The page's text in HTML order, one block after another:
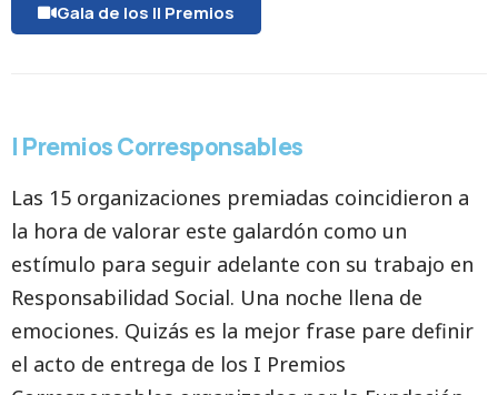
Gala de los II Premios
I Premios Corresponsables
Las 15 organizaciones premiadas coincidieron a
la hora de valorar este galardón como un
estímulo para seguir adelante con su trabajo en
Responsabilidad Social. Una noche llena de
emociones. Quizás es la mejor frase pare definir
el acto de entrega de los I Premios